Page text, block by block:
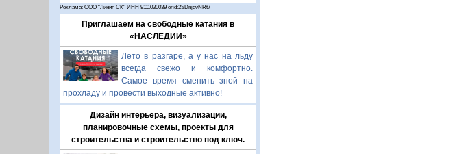
Реклама: ООО "Линия СК" ИНН 9111030039 erid:2SDnjdvNRt7
Приглашаем на свободные катания в
«НАСЛЕДИИ»
Лето в разгаре, а у нас на льду
всегда свежо и комфортно.
Самое время сменить зной на
прохладу и провести выходные активно!
Дизайн интерьера, визуализации,
планировочные схемы, проекты для
строительства и строительство под ключ.